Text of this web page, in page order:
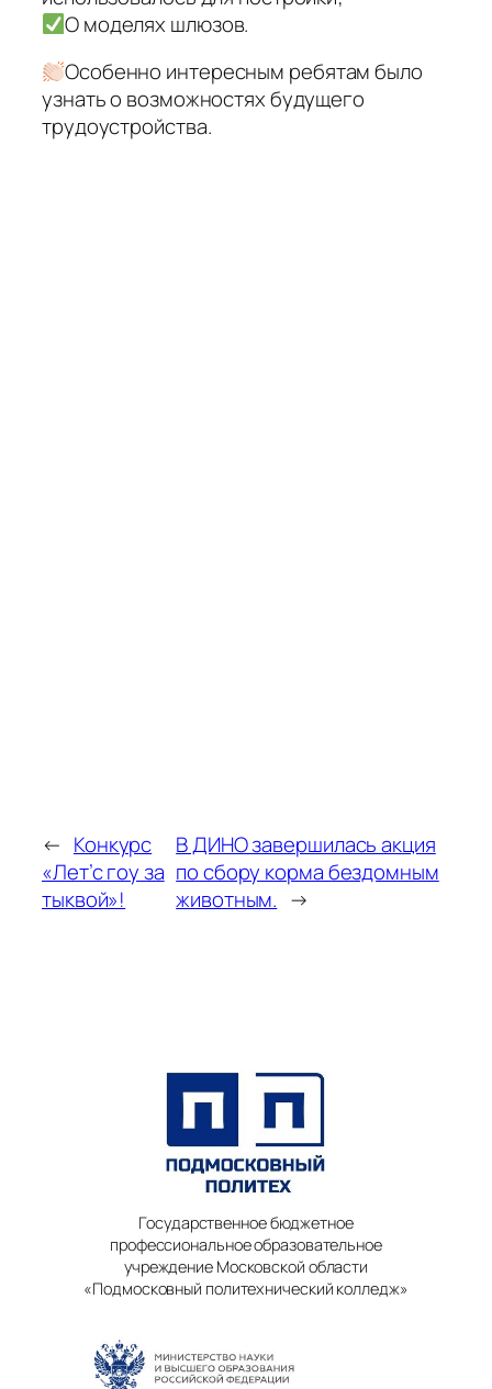
О моделях шлюзов.
Особенно интересным ребятам было
узнать о возможностях будущего
трудоустройства.
← Конкурс
«Лет’с гоу за
тыквой»!
В ДИНО завершилась акция
по сбору корма бездомным
животным. →
Государственное бюджетное
профессиональное образовательное
учреждение Московской области
«Подмосковный политехнический колледж»